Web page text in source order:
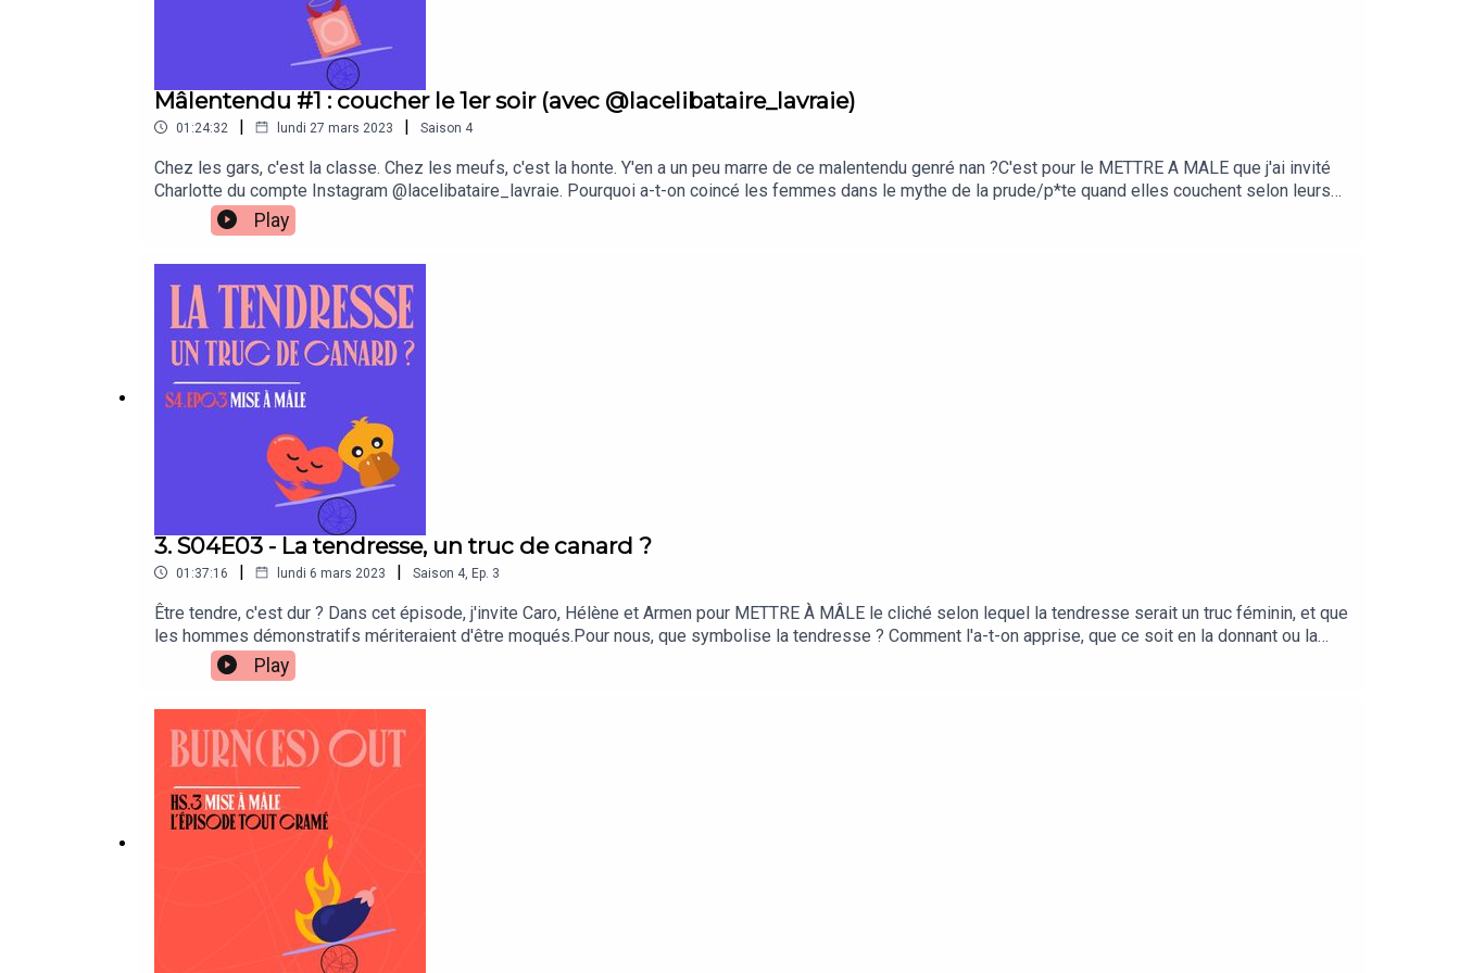
vous. Alors, pour la dernière fois, rappelez-vous : si notre cœur bat, c’est pour nous applaudir tout au long de notre vie. Je vous souhaite le meilleur, et je vous
applaudis avec le cœur. 💙👏
Mâlentendu #1 : coucher le 1er soir (avec @lacelibataire_lavraie)
01:24:32 | lundi 27 mars 2023 | Saison 4
Chez les gars, c'est la classe. Chez les meufs, c'est la honte. Y'en a un peu marre de ce malentendu genré nan ?C'est pour le METTRE A MALE que j'ai invité
Charlotte du compte Instagram @lacelibataire_lavraie. Pourquoi a-t-on coincé les femmes dans le mythe de la prude/p*te quand elles couchent selon leurs
envies ? Pourquoi les hommes se sentent-ils obligés de précipiter les choses, quitte à ne pas écouter leur propre rythme ? Peut-on coucher le 1er soir sans
se juger les un·es les autres ? Bon épisode !Le livre de Charlotte, "Célibataire, mode d'emploi", est dispo dans toutes les bonnes librairies et à la Fnac ici (lien
Play
3. S04E03 - La tendresse, un truc de canard ?
01:37:16 | lundi 6 mars 2023 | Saison 4, Ep. 3
Être tendre, c'est dur ? Dans cet épisode, j'invite Caro, Hélène et Armen pour METTRE À MÂLE le cliché selon lequel la tendresse serait un truc féminin, et que
les hommes démonstratifs mériteraient d'être moqués.Pour nous, que symbolise la tendresse ? Comment l'a-t-on apprise, que ce soit en la donnant ou la
recevant ? De quelle manière avons-nous souffert de son absence ? Bon épisode !S O U T E N I RMise à Mâle est une émission 100% indépendante que je
produis seul. Si vous voulez m'aider pour qu'elle continue, vous pouvez faire un don sur Patreon ! En contrepartie, vous aurez accès à des moments coupés,
Play